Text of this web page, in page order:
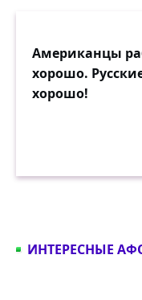
Американцы
хорошо.
хорошо!
ИНТЕРЕСНЫЕ